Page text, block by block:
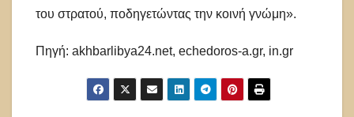
του στρατού, ποδηγετώντας την κοινή γνώμη».
Πηγή: akhbarlibya24.net, echedoros-a.gr, in.gr